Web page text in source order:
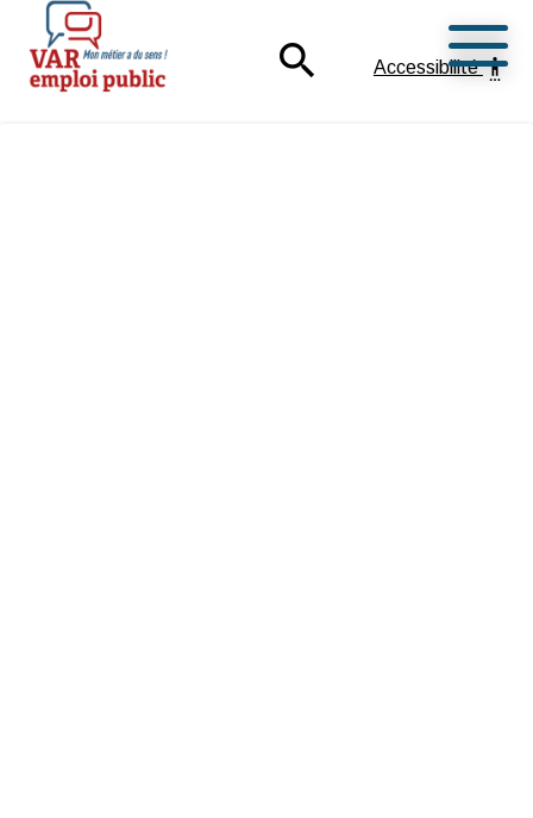
Ouvrir
Mon métier a du sens !
search Accessibilitésettings_accessibility